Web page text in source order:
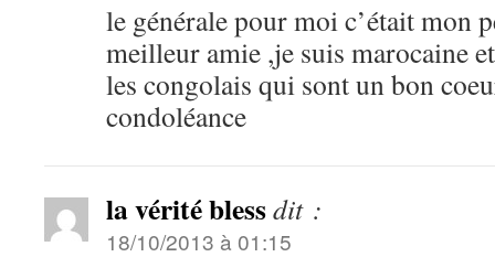
le générale pour moi c’était mon
meilleur amie ,je suis marocaine
les congolais qui sont un bon
condoléance
la vérité blessdit :
18/10/2013 à 01:15